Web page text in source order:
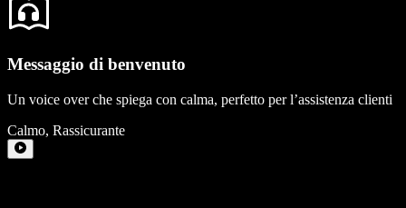
Messaggio di benvenuto
Un voice over che spiega con calma, perfetto per l’assistenza clienti
Calmo, Rassicurante